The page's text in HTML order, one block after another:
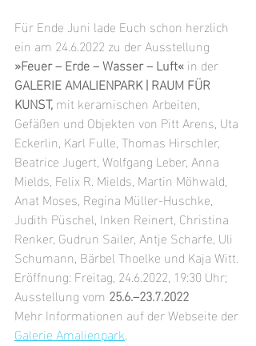
Für Ende Juni lade Euch schon herzlich
ein am 24.6.2022 zu der Ausstellung
»Feuer – Erde – Wasser – Luft« in der
GALERIE AMALIENPARK | RAUM FÜR
KUNST, mit keramischen Arbeiten,
Gefäßen und Objekten von Pitt Arens, Uta
Eckerlin, Karl Fulle, Thomas Hirschler,
Beatrice Jugert, Wolfgang Leber, Anna
Mields, Felix R. Mields, Martin Möhwald,
Anat Moses, Regina Müller-Huschke,
Judith Püschel, Inken Reinert, Christina
Renker, Gudrun Sailer, Antje Scharfe, Uli
Schumann, Bärbel Thoelke und Kaja Witt.
Eröffnung: Freitag, 24.6.2022, 19:30 Uhr;
Ausstellung vom 25.6.–23.7.2022
Mehr Informationen auf der Webseite der
Galerie Amalienpark.